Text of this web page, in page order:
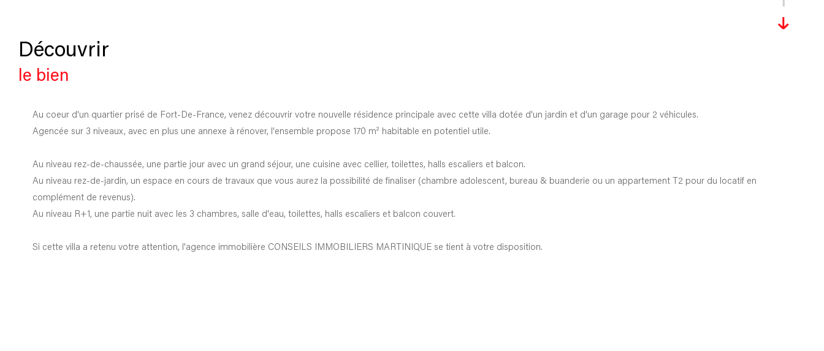
découvrir
le bien
Au coeur d'un quartier prisé de Fort-De-France, venez découvrir votre nouvelle résidence principale avec cette villa dotée d'un jardin et d'un garage pour 2 véhicules.
Agencée sur 3 niveaux, avec en plus une annexe à rénover, l'ensemble propose 170 m² habitable en potentiel utile.
Au niveau rez-de-chaussée, une partie jour avec un grand séjour, une cuisine avec cellier, toilettes, halls escaliers et balcon.
Au niveau rez-de-jardin, un espace en cours de travaux que vous aurez la possibilité de finaliser (chambre adolescent, bureau & buanderie ou un appartement T2 pour du locatif en
complément de revenus).
Au niveau R+1, une partie nuit avec les 3 chambres, salle d'eau, toilettes, halls escaliers et balcon couvert.
Si cette villa a retenu votre attention, l'agence immobilière CONSEILS IMMOBILIERS MARTINIQUE se tient à votre disposition.